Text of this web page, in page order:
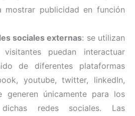
mostrar publicidad en función
sociales externas: se utilizan
puedan interactuar
de diferentes plataformas
youtube, twitter, linkedIn,
únicamente para los
redes sociales. Las